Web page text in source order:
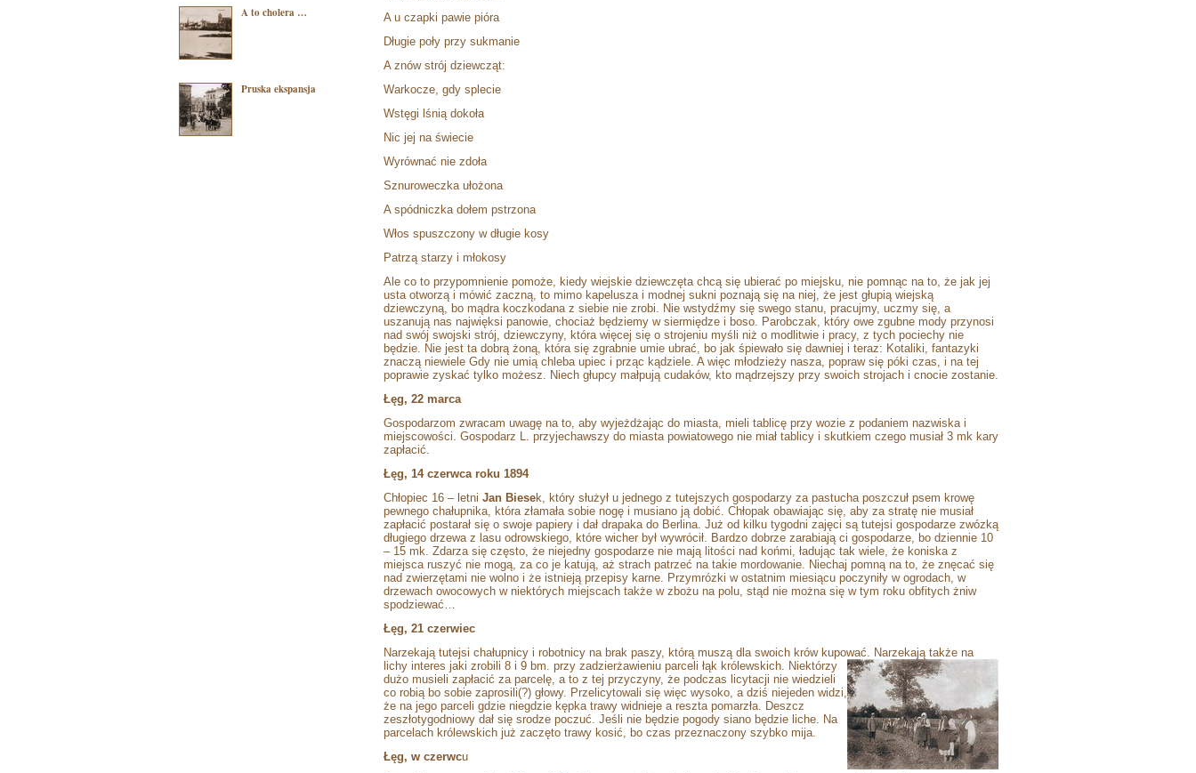
A to cholera …
Pruska ekspansja
A u czapki pawie pióra
Długie poły przy sukmanie
A znów strój dziewcząt:
Warkocze, gdy splecie
Wstęgi lśnią dokoła
Nic jej na świecie
Wyrównać nie zdoła
Sznuroweczka ułożona
A spódniczka dołem pstrzona
Włos spuszczony w długie kosy
Patrzą starzy i młokosy
Ale co to przypomnienie pomoże, kiedy wiejskie dziewczęta chcą się ubierać po miejsku, nie pomnąc na to, że jak jej
usta otworzą i mówić zaczną, to mimo kapelusza i modnej sukni poznają się na niej, że jest głupią wiejską
dziewczyną, bo mądra koczkodana z siebie nie zrobi. Nie wstydźmy się swego stanu, pracujmy, uczmy się, a
uszanują nas najwięksi panowie, chociaż będziemy w siermiędze i boso. Parobczak, który owe zgubne mody przynosi
nad swój swojski strój, dziewczyny, która więcej się o strojeniu myśli niż o modlitwie i pracy, z tych pociechy nie
będzie. Nie jest ta dobrą żoną, która się zgrabnie umie ubrać, bo jak śpiewało się dawniej i teraz: Kotaliki, fantazyki
znaczą niewiele Gdy nie umią chleba upiec i prząc kądziele. A więc młodzieży nasza, popraw się póki czas, i na tej
poprawie zyskać tylko możesz. Niech głupcy małpują cudaków, kto mądrzejszy przy swoich strojach i cnocie zostanie.
Łęg, 22 marca
Gospodarzom zwracam uwagę na to, aby wyjeżdżając do miasta, mieli tablicę przy wozie z podaniem nazwiska i
miejscowości. Gospodarz L. przyjechawszy do miasta powiatowego nie miał tablicy i skutkiem czego musiał 3 mk kary
zapłacić.
Łęg, 14 czerwca roku 1894
Chłopiec 16 – letni Jan Biesek, który służył u jednego z tutejszych gospodarzy za pastucha poszczuł psem krowę
pewnego chałupnika, która złamała sobie nogę i musiano ją dobić. Chłopak obawiając się, aby za stratę nie musiał
zapłacić postarał się o swoje papiery i dał drapaka do Berlina. Już od kilku tygodni zajęci są tutejsi gospodarze zwózką
długiego drzewa z lasu odrowskiego, które wicher był wywrócił. Bardzo dobrze zarabiają ci gospodarze, bo dziennie 10
– 15 mk. Zdarza się często, że niejedny gospodarze nie mają litości nad końmi, ładując tak wiele, że koniska z
miejsca ruszyć nie mogą, za co je katują, aż strach patrzeć na takie mordowanie. Niechaj pomną na to, że znęcać się
nad zwierzętami nie wolno i że istnieją przepisy karne. Przymrózki w ostatnim miesiącu poczyniły w ogrodach, w
drzewach owocowych w niektórych miejscach także w zbożu na polu, stąd nie można się w tym roku obfitych żniw
spodziewać…
Łęg, 21 czerwiec
Narzekają tutejsi chałupnicy i robotnicy na brak paszy, którą muszą dla swoich krów kupować. Narzekajątakże na
lichy interes jaki zrobili 8 i 9 bm. przy zadzierżawieniu parceli łąk królewskich. Niektórzy
dużo musieli zapłacić za parcelę, a to z tej przyczyny, że podczas licytacji nie wiedzieli
co robią bo sobie zaprosili(?) głowy. Przelicytowali się więc wysoko, a dziś niejeden widzi,
że na jego parceli gdzie niegdzie kępka trawy widnieje a reszta pomarzła. Deszcz
zeszłotygodniowy dał się srodze poczuć. Jeśli nie będzie pogody siano będzie liche. Na
parcelach królewskich już zaczęto trawy kosić, bo czas przeznaczony szybko mija.
Łęg, w czerwcu